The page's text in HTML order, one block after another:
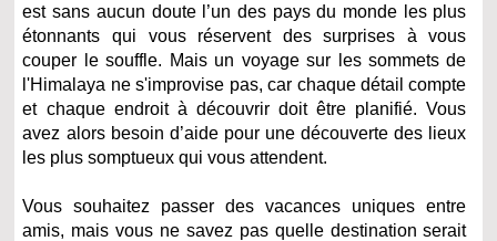
est sans aucun doute l’un des pays du monde les plus
étonnants qui vous réservent des surprises à vous
couper le souffle. Mais un voyage sur les sommets de
l'Himalaya ne s'improvise pas, car chaque détail compte
et chaque endroit à découvrir doit être planifié. Vous
avez alors besoin d’aide pour une découverte des lieux
les plus somptueux qui vous attendent.
Vous souhaitez passer des vacances uniques entre
amis, mais vous ne savez pas quelle destination serait